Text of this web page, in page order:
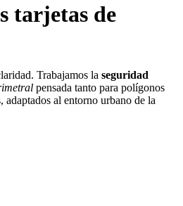
tarjetas de
Trabajamos la seguridad
pensada tanto para polígonos
al entorno urbano de la